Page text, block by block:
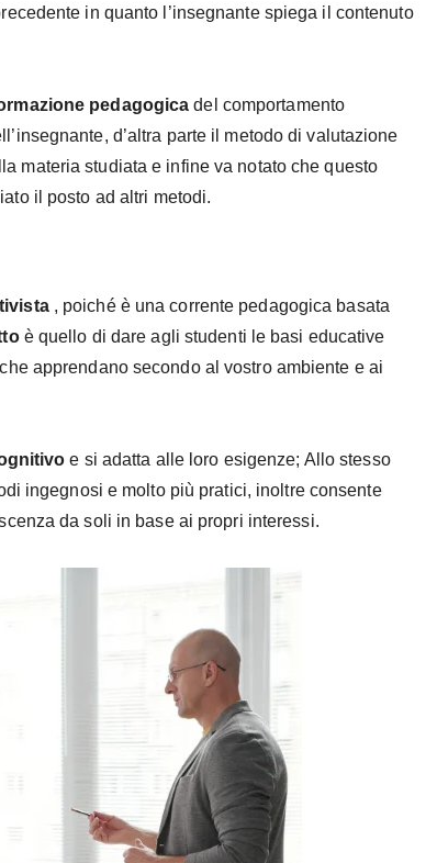
in quanto l’insegnante spiega il contenuto
pedagogica del comportamento
d’altra parte il metodo di valutazione
materia studiata e infine va notato che questo
il posto ad altri metodi.
, poiché è una corrente pedagogica basata
è quello di dare agli studenti le basi educative
apprendano secondo al vostro ambiente e ai
e si adatta alle loro esigenze; Allo stesso
ingegnosi e molto più pratici, inoltre consente
da soli in base ai propri interessi.